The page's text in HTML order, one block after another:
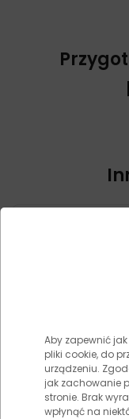
Aby zapewnić
pliki cookie, do
urządzeniu.
jak zachowanie
stronie. Brak
wpłynąć na